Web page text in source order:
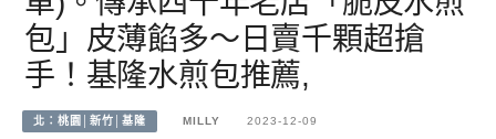
包」皮薄餡多～日賣千顆超搶
手！基隆水煎包推薦,
北：桃園│新竹│基隆 MILLY 2023-12-09